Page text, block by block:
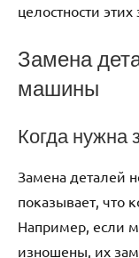
целостности этих
Замена
машины
Когда нужна
Замена деталей
показывает, что
Например, если
изношены, их